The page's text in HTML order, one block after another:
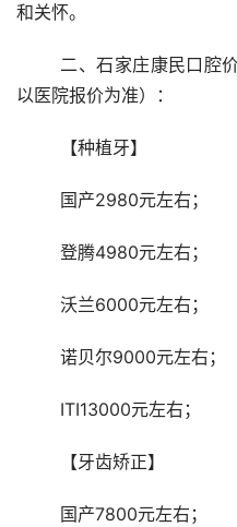
和关怀。
以医院报价为准）：
	【种植牙】
	国产2980元左右；
	登腾4980元左右；
	沃兰6000元左右；
	诺贝尔9000元左右；
	ITI13000元左右；
	【牙齿矫正】
	国产7800元左右；